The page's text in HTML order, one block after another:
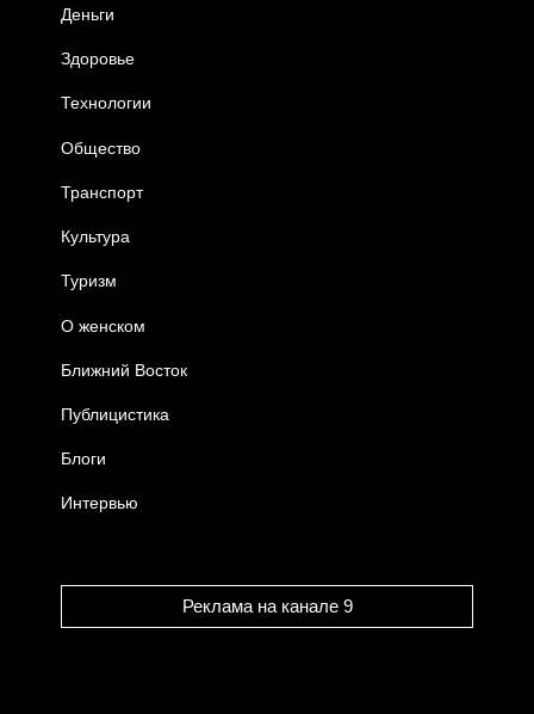
Деньги
Здоровье
Технологии
Общество
Транспорт
Культура
Туризм
О женском
Ближний Восток
Публицистика
Блоги
Интервью
Реклама на канале 9